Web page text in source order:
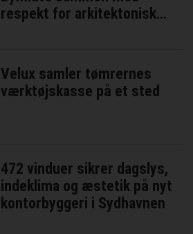
respekt for arkitektonisk
Velux samler tømrernes
værktøjskasse på et sted
472 vinduer sikrer dagslys,
indeklima og æstetik på nyt
kontorbyggeri i Sydhavnen